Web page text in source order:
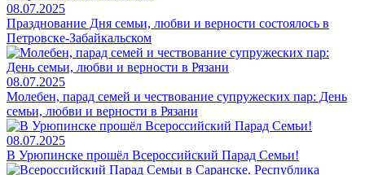
08.07.2025
Празднование Дня семьи, любви и верности состоялось в
Петровске-Забайкальском
08.07.2025
Молебен, парад семей и чествование супружеских пар: День
семьи, любви и верности в Рязани
08.07.2025
В Урюпинске прошёл Всероссийский Парад Семьи!